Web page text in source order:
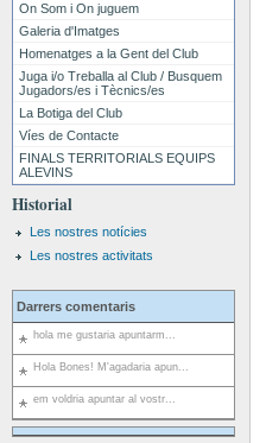
On Som i On juguem
Galeria d'Imatges
Homenatges a la Gent del Club
Juga i/o Treballa al Club / Busquem
Jugadors/es i Tècnics/es
La Botiga del Club
Víes de Contacte
FINALS TERRITORIALS EQUIPS
ALEVINS
Historial
Les nostres notícies
Les nostres activitats
Darrers comentaris
hola me gustaria apuntarm...
Hola Bones! M'agadaria apun...
em voldria apuntar al vostr...